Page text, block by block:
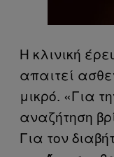
Η κλινική
απαιτεί
μικρό. «Για
αναζήτηση
Για τον